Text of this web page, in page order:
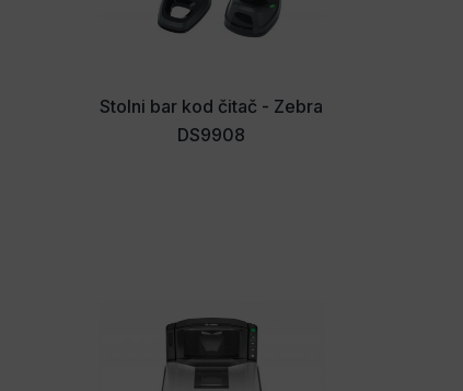
Stolni bar kod čitač - Zebra
DS9908